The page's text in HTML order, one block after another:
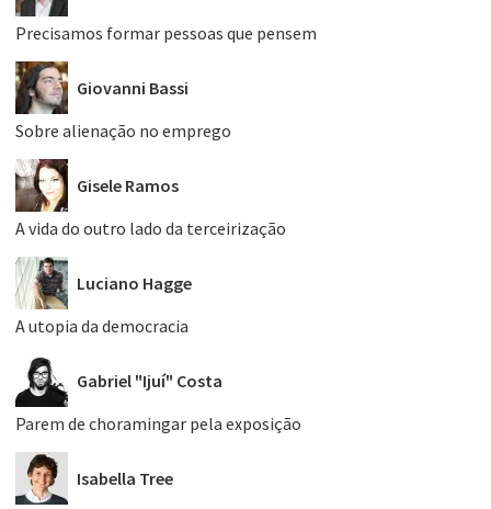
Precisamos formar pessoas que pensem
Giovanni Bassi
Sobre alienação no emprego
Gisele Ramos
A vida do outro lado da terceirização
Luciano Hagge
A utopia da democracia
Gabriel "Ijuí" Costa
Parem de choramingar pela exposição
Isabella Tree